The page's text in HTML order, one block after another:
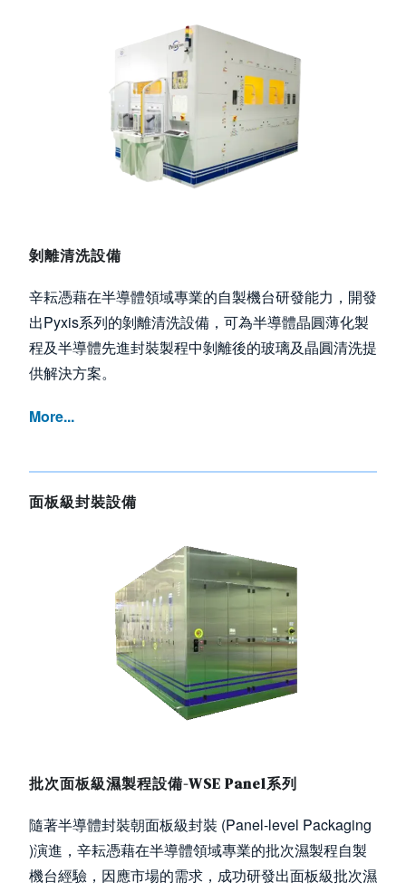
剝離清洗設備
辛耘憑藉在半導體領域專業的自製機台研發能力，開發
出Pyxis系列的剝離清洗設備，可為半導體晶圓薄化製
程及半導體先進封裝製程中剝離後的玻璃及晶圓清洗提
供解決方案。
More...
面板級封裝設備
批次面板級濕製程設備-WSE Panel系列
隨著半導體封裝朝面板級封裝 (Panel-level Packaging
)演進，辛耘憑藉在半導體領域專業的批次濕製程自製
機台經驗，因應市場的需求，成功研發出面板級批次濕